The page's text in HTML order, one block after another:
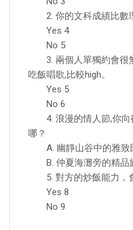
2. 你的文科成績比數
Yes 4
No 5
3. 兩個人單獨約會很
吃飯唱歌,比較high。
Yes 5
No 6
4. 浪漫的情人節,你向
哪？
A. 幽靜山谷中的雅致
B. 仲夏海灘旁的精品
5. 對方的炒飯能力，
Yes 8
No 9